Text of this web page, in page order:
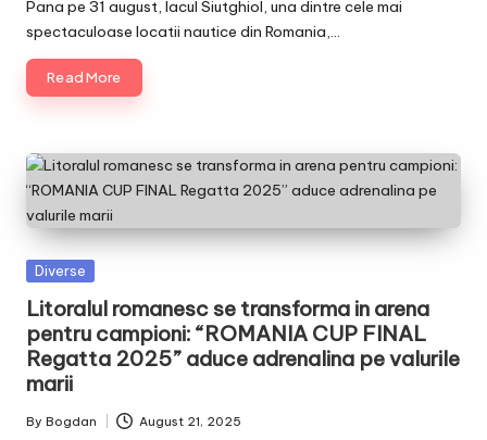
Pana pe 31 august, lacul Siutghiol, una dintre cele mai
spectaculoase locatii nautice din Romania,…
Read More
Posted
Diverse
Litoralul romanesc se transforma in arena
pentru campioni: “ROMANIA CUP FINAL
Regatta 2025” aduce adrenalina pe valurile
marii
Posted
By Bogdan August 21, 2025